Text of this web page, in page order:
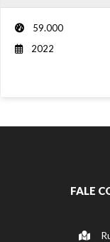
59.000
2022
FALE